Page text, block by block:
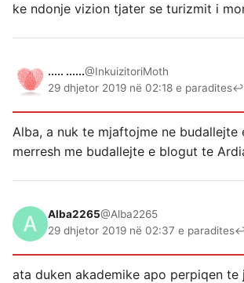
ke ndonje vizion tjater se turizmit i
..... ......@InkuizitoriMoth
29 dhjetor 2019 në 02:18 e paradites↩
Alba, a nuk te mjaftojme ne budallejte
merresh me budallejte e blogut te
Alba2265@Alba2265
29 dhjetor 2019 në 02:37 e paradites
ata duken akademike apo perpiqen te